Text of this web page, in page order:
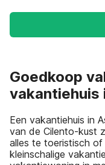
Goedkoop
vakantiehuis
Een vakantiehuis in
van de Cilento-kust
alles te toeristisch
kleinschalige